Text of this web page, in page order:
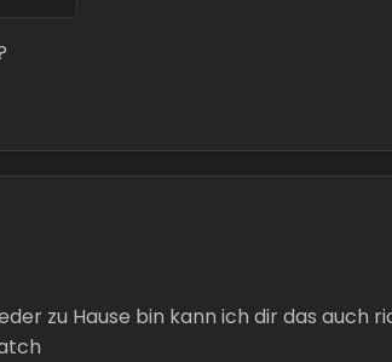
zu Hause bin kann ich dir das auch